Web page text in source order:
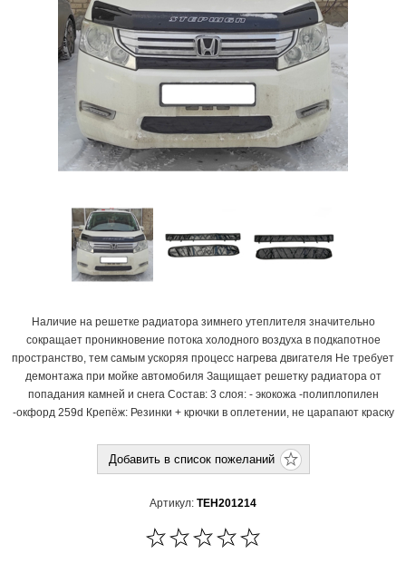
Наличие на решетке радиатора зимнего утеплителя значительно
сокращает проникновение потока холодного воздуха в подкапотное
пространство, тем самым ускоряя процесс нагрева двигателя Не требует
демонтажа при мойке автомобиля Защищает решетку радиатора от
попадания камней и снега Состав: 3 слоя: - экокожа -полиплопилен
-окфорд 259d Крепёж: Резинки + крючки в оплетении, не царапают краску
Артикул: TEH201214